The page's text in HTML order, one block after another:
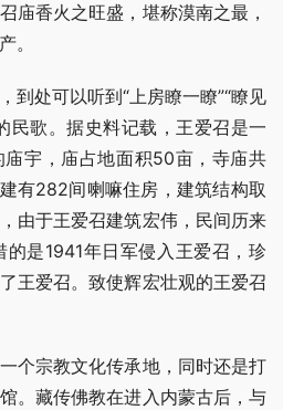
庙香火之旺盛，堪称漠南之最，
。
到处可以听到“上房瞭一瞭”“瞭见
民歌。据史料记载，王爱召是一
宇，庙占地面积50亩，寺庙共
有282间喇嘛住房，建筑结构取
由于王爱召建筑宏伟，民间历来
的是1941年日军侵入王爱召，珍
王爱召。致使辉宏壮观的王爱召
个宗教文化传承地，同时还是打
。藏传佛教在进入内蒙古后，与